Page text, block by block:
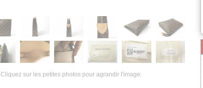
Cliquez sur les petites photos pour agrandir l'image.